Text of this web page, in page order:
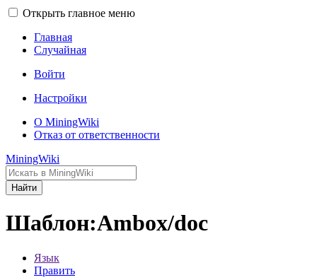
Открыть главное меню
Главная
Случайная
Войти
Настройки
О MiningWiki
Отказ от ответственности
MiningWiki
Найти
Шаблон:Ambox/doc
Язык
Править